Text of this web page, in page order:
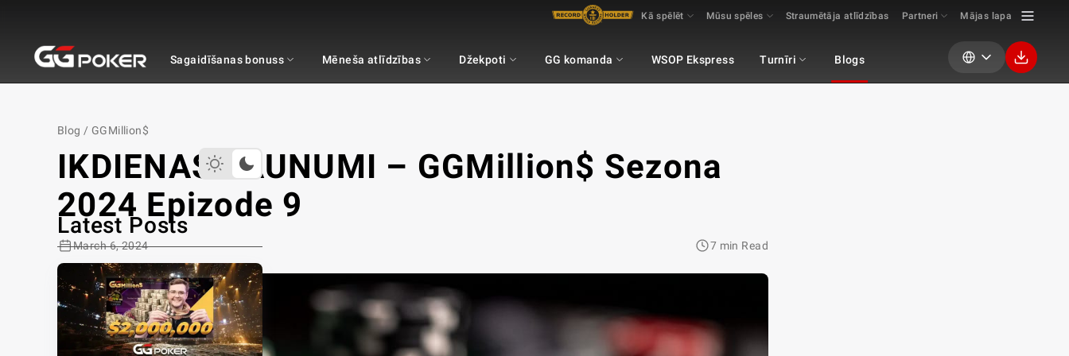
Kā spēlēt Mūsu spēles Straumētāja atlīdzības Partneri Mājas lapa
Sagaidīšanas bonuss Mēneša atlīdzības Džekpoti GG komanda WSOP Ekspress Turnīri Blogs
Blog / GGMillion$
IKDIENAS JAUNUMI – GGMillion$ Sezona
2024 Epizode 9
March 6, 2024 7 min Read
Latest Posts